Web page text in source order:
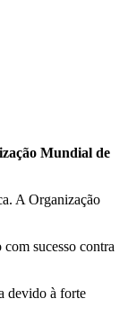
Mundial de
A Organização
sucesso contra
devido à forte